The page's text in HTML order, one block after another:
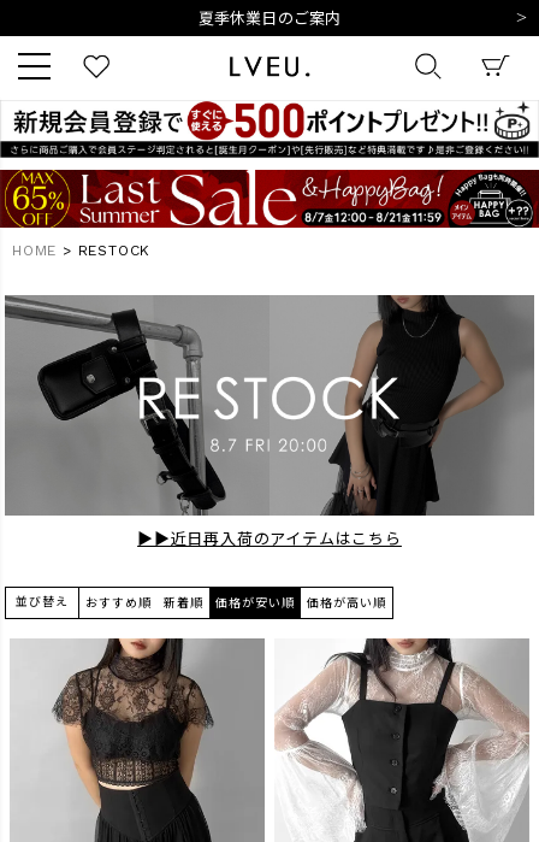
夏季休業日のご案内
10,000円以上ご購入で送料無料
夏季休業日のご案内
令和8年熊本地震の影響によるお荷物のお届けについて
キーワード
SALE
商品タイプ
ORIGINAL HIT ITEM
カラー
HOME RESTOCK
▶▶近日再入荷のアイテムはこちら
並び替え おすすめ順 新着順 価格が安い順 価格が高い順